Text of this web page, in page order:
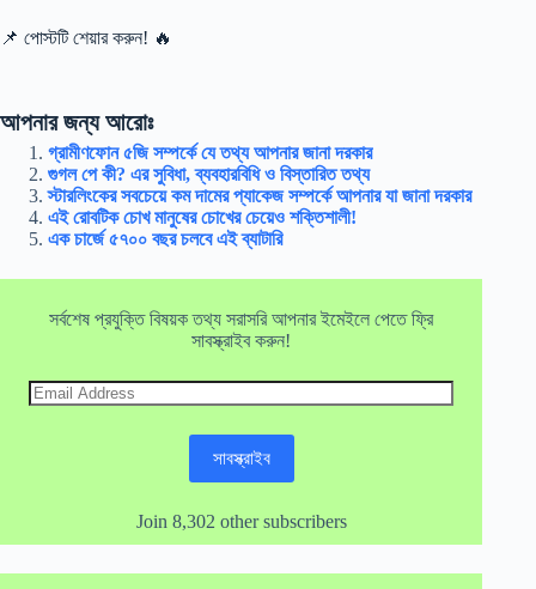
📌 পোস্টটি শেয়ার করুন! 🔥
আপনার জন্য আরোঃ
গ্রামীণফোন ৫জি সম্পর্কে যে তথ্য আপনার জানা দরকার
গুগল পে কী? এর সুবিধা, ব্যবহারবিধি ও বিস্তারিত তথ্য
স্টারলিংকের সবচেয়ে কম দামের প্যাকেজ সম্পর্কে আপনার যা জানা দরকার
এই রোবটিক চোখ মানুষের চোখের চেয়েও শক্তিশালী!
এক চার্জে ৫৭০০ বছর চলবে এই ব্যাটারি
সর্বশেষ প্রযুক্তি বিষয়ক তথ্য সরাসরি আপনার ইমেইলে পেতে ফ্রি
সাবস্ক্রাইব করুন!
Email
Address
সাবস্ক্রাইব
Join 8,302 other subscribers